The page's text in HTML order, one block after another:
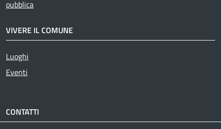
pubblica
VIVERE IL COMUNE
Luoghi
Eventi
CONTATTI